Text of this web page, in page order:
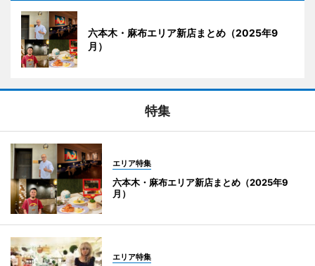
六本木・麻布エリア新店まとめ（2025年9
月）
特集
エリア特集
六本木・麻布エリア新店まとめ（2025年9
月）
エリア特集